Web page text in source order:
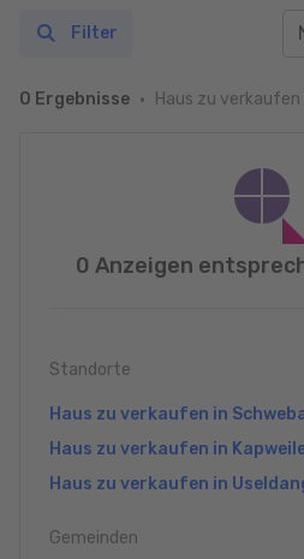
0 Ergebnisse Haus zu verkaufen
Filter
0 Anzeigen
Standorte
Haus zu verkaufen in
Haus zu verkaufen in
Haus zu verkaufen in
Gemeinden